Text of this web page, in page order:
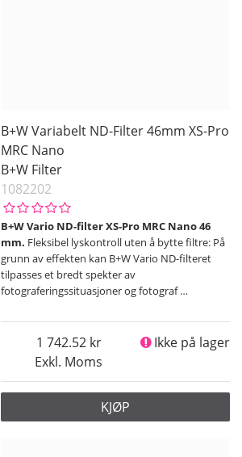
B+W Variabelt ND-Filter 46mm XS-Pro
MRC Nano
B+W Filter
1082202
B+W Vario ND-filter XS-Pro MRC Nano 46
mm. Fleksibel lyskontroll uten å bytte filtre: På
grunn av effekten kan B+W Vario ND-filteret
tilpasses et bredt spekter av
fotograferingssituasjoner og fotograf…
Exkl. Moms
1 742.52 Ikke på lager
KJØP